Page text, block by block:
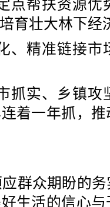
点帮扶资源
育壮大林下经
、精准链接
抓实、乡镇
着一年抓，
群众期盼的
生活的信心